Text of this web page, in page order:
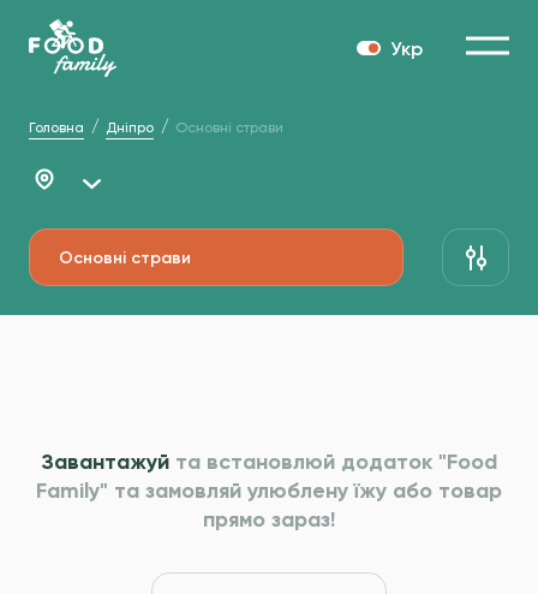
Укр
Головна Дніпро Основні страви
Основні страви
Завантажуй та встановлюй додаток "Food
Family" та замовляй улюблену їжу або товар
прямо зараз!